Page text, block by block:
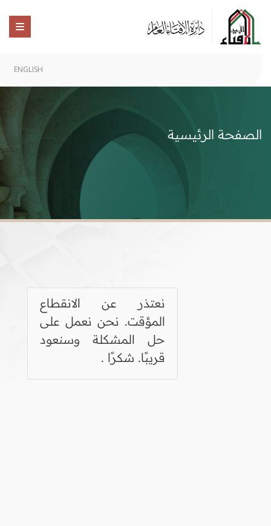
ENGLISH
الصفحة الرئيسية
نعتذر عن الانقطاع
المؤقت. نحن نعمل على
حل المشكلة وسنعود
قريبًا. شكرًا .